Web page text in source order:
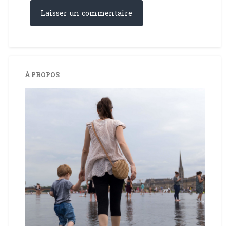
À PROPOS